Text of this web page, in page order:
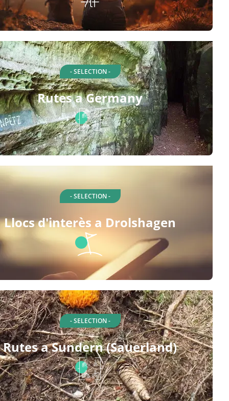
- SELECTION -
Rutes a Germany
- SELECTION -
Llocs d'interès a Drolshagen
- SELECTION -
Rutes a Sundern (Sauerland)